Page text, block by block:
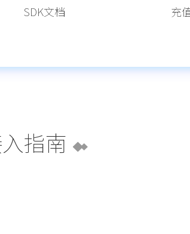
SDK文档 充
指南